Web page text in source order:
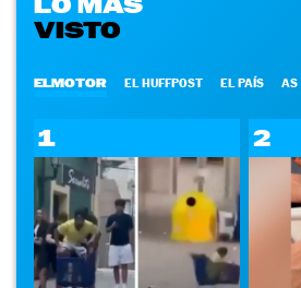
VISTO
ELMOTOR EL HUFFPOST EL PAÍS AS
1 2